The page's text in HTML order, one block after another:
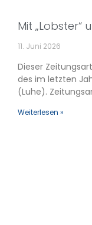
Mit „Lobster“
11. Juni 2026
Dieser
des im letzten
(Luhe).
Weiterlesen »